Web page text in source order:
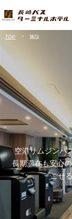
TOP 施設
空港リムジンバ
長期滞在も安心
ごせ
2
9
16
23